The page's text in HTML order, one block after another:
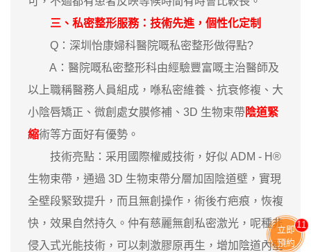
三、私密整形服務：技術先進，個性化定制
Q：深圳怡康婦科醫院嘅私密整形做得點?
A：醫院嘅私密整形科由經驗豐富嘅主治醫師及
以上職稱醫務人員組成，喺私密維養、抗衰修複、大
小陰唇矯正、微創處女膜修補、3D 生物束帶 陰道緊
縮術等方面好有優勢。
技術亮點：采用國際權威技術，好似 ADM - H®
生物束帶，通過 3D 生物束帶分層加固陰道壁，實現
全壁段緊致提升，而且無創操作，術後冇疤痕，恢複
快，效果自然持久。仲有慈麗無創私密激光，呢種非
侵入式光能技術，可以刺激膠原再生，增加陰道內壁
立即
預約
11